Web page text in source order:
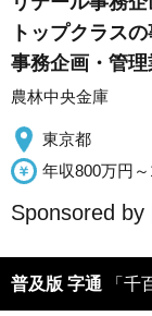
トップクラス
事務企画・管理
農林中央金庫
東京都
年収800万円
Sponsored by
普及版 字通 「千